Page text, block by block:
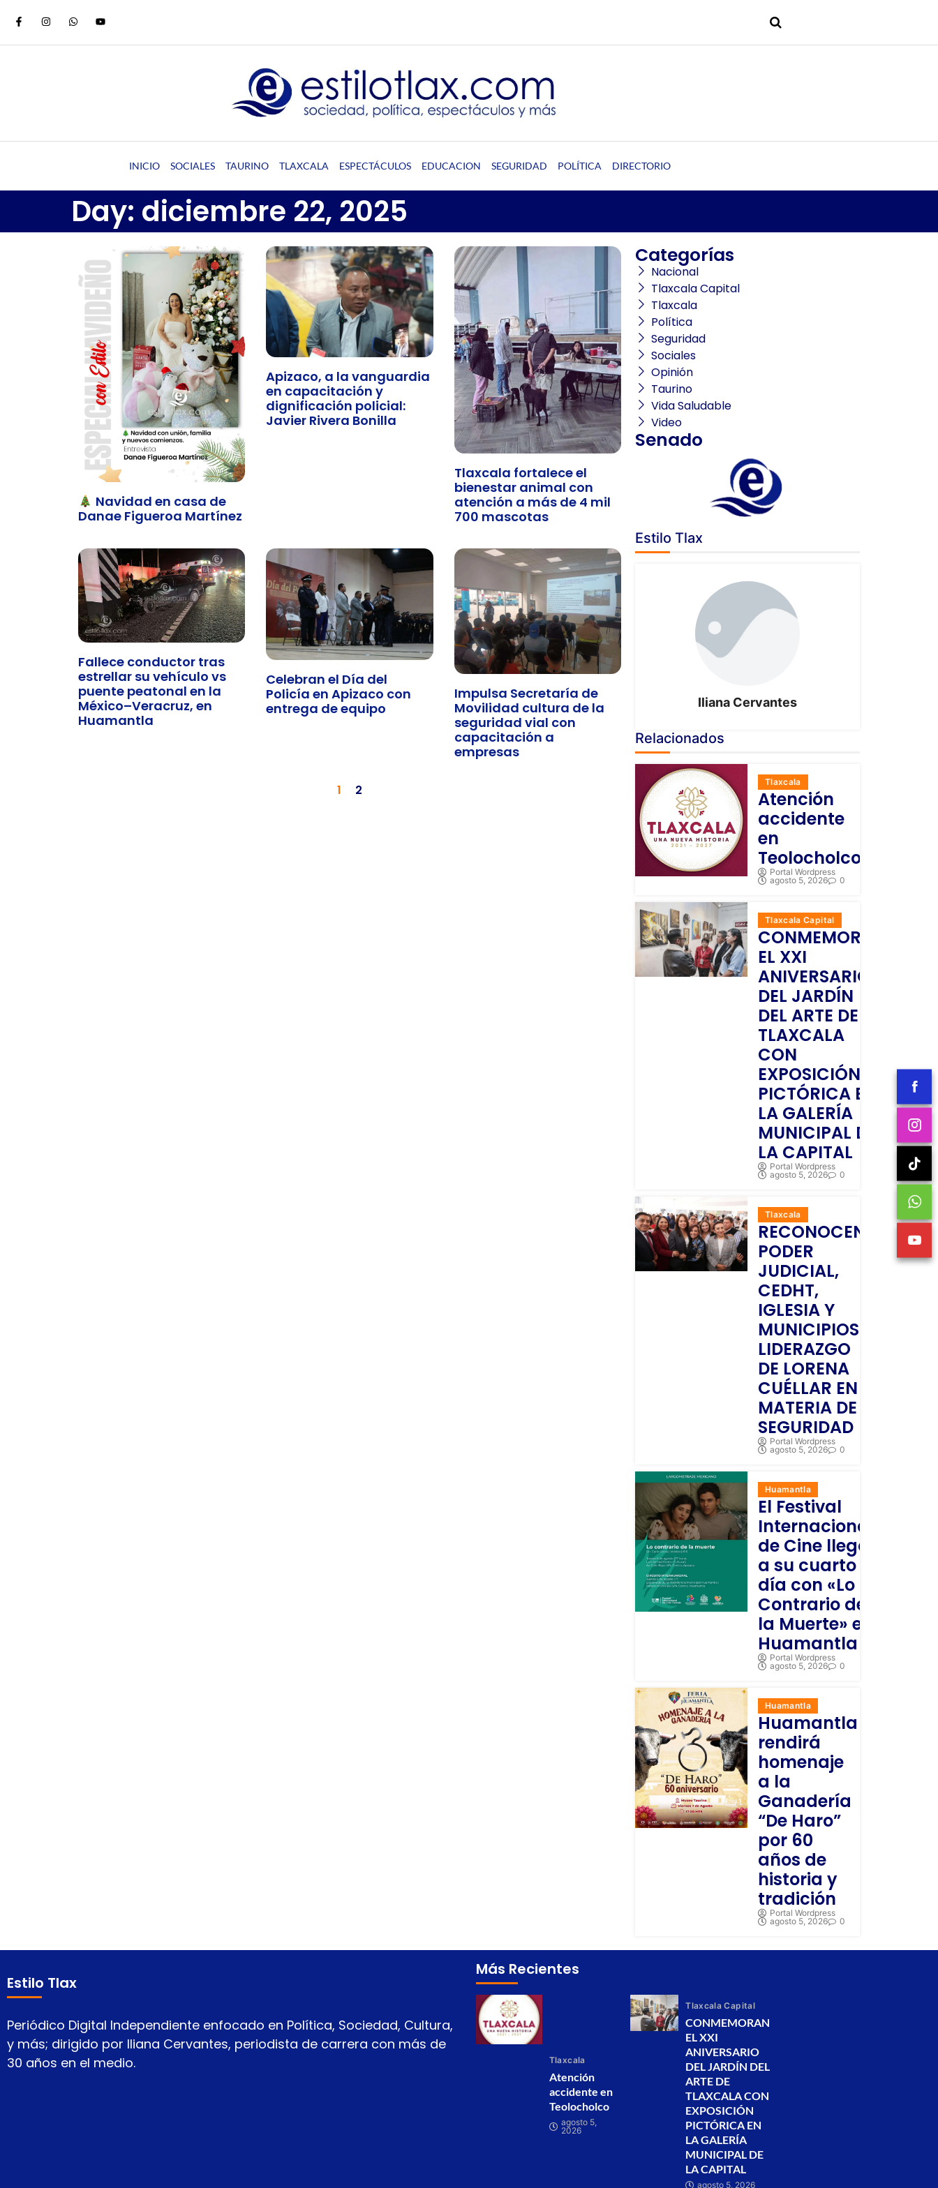
INICIO SOCIALES TAURINO TLAXCALA ESPECTÁCULOS EDUCACION SEGURIDAD POLÍTICA DIRECTORIO
Day: diciembre 22, 2025
Navidad en casa de
Danae Figueroa Martínez
Apizaco, a la vanguardia
en capacitación y
dignificación policial:
Javier Rivera Bonilla
Tlaxcala fortalece el
bienestar animal con
atención a más de 4 mil
700 mascotas
Fallece conductor tras
estrellar su vehículo vs
puente peatonal en la
México–Veracruz, en
Huamantla
Celebran el Día del
Policía en Apizaco con
entrega de equipo
Impulsa Secretaría de
Movilidad cultura de la
seguridad vial con
capacitación a
empresas
1 2
Categorías
Nacional
Tlaxcala Capital
Tlaxcala
Política
Seguridad
Sociales
Opinión
Taurino
Vida Saludable
Video
Senado
Estilo Tlax
Iliana Cervantes
Relacionados
Tlaxcala
Atención
accidente
en
Teolocholco
Portal Wordpress
agosto 5, 2026
0
Tlaxcala Capital
CONMEMORAN
EL XXI
ANIVERSARIO
DEL JARDÍN
DEL ARTE DE
TLAXCALA
CON
EXPOSICIÓN
PICTÓRICA EN
LA GALERÍA
MUNICIPAL DE
LA CAPITAL
Portal Wordpress
agosto 5, 2026
0
Tlaxcala
RECONOCEN
PODER
JUDICIAL,
CEDHT,
IGLESIA Y
MUNICIPIOS
LIDERAZGO
DE LORENA
CUÉLLAR EN
MATERIA DE
SEGURIDAD
Portal Wordpress
agosto 5, 2026
0
Huamantla
El Festival
Internacional
de Cine llega
a su cuarto
día con «Lo
Contrario de
la Muerte» en
Huamantla
Portal Wordpress
agosto 5, 2026
0
Huamantla
Huamantla
rendirá
homenaje
a la
Ganadería
“De Haro”
por 60
años de
historia y
tradición
Portal Wordpress
agosto 5, 2026
0
Estilo Tlax
Periódico Digital Independiente enfocado en Política, Sociedad, Cultura,
y más; dirigido por Iliana Cervantes, periodista de carrera con más de
30 años en el medio.
Más Recientes
Tlaxcala
Atención
accidente en
Teolocholco
agosto 5,
2026
Tlaxcala Capital
CONMEMORAN
EL XXI
ANIVERSARIO
DEL JARDÍN DEL
ARTE DE
TLAXCALA CON
EXPOSICIÓN
PICTÓRICA EN
LA GALERÍA
MUNICIPAL DE
LA CAPITAL
agosto 5, 2026